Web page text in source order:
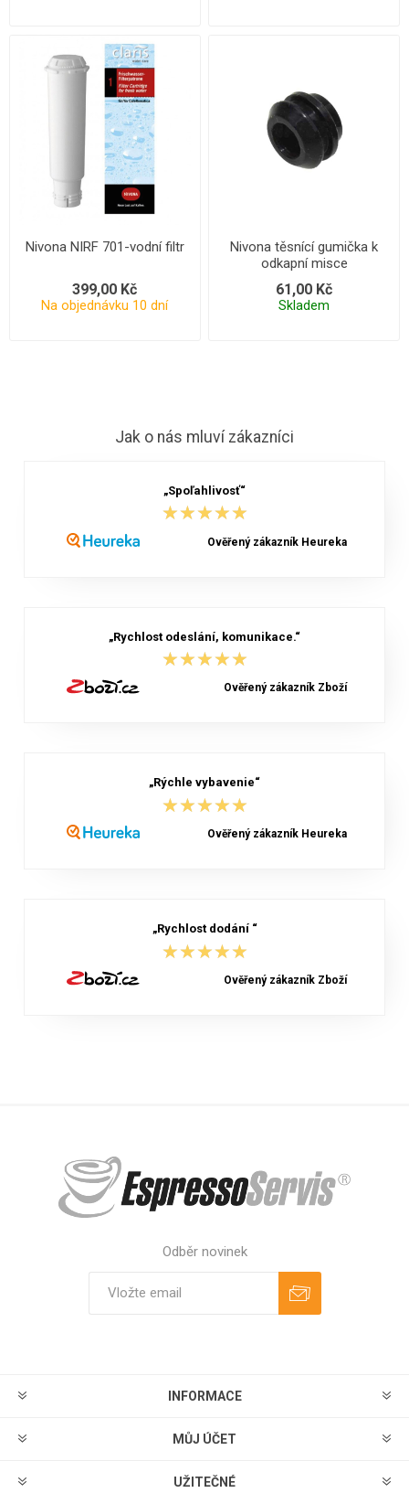
Nivona NIRF 701-vodní filtr
399,00 Kč
Na objednávku 10 dní
Nivona těsnící gumička k
odkapní misce
61,00 Kč
Skladem
Jak o nás mluví zákazníci
„Spoľahlivosť“
★★★★★
★★★★★
Ověřený zákazník Heureka
„Rychlost odeslání, komunikace.“
★★★★★
★★★★★
Ověřený zákazník Zboží
„Rýchle vybavenie“
★★★★★
★★★★★
Ověřený zákazník Heureka
„Rychlost dodání “
★★★★★
★★★★★
Ověřený zákazník Zboží
Odběr novinek
INFORMACE
MŮJ ÚČET
UŽITEČNÉ